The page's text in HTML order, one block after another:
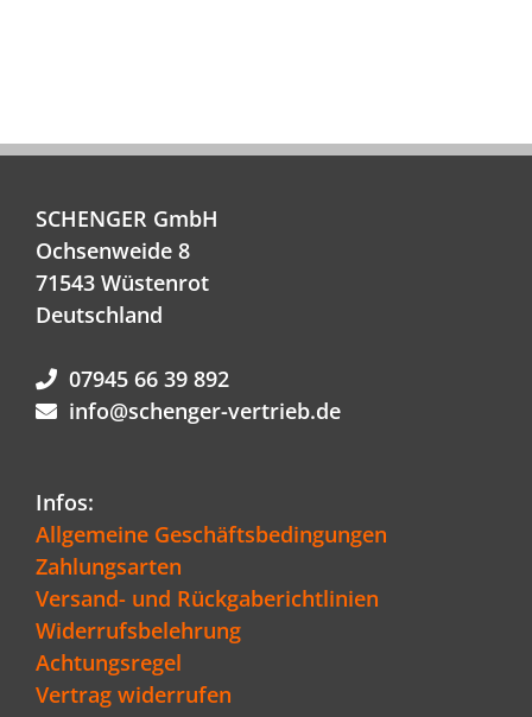
SCHENGER GmbH
Ochsenweide 8
71543 Wüstenrot
Deutschland
07945 66 39 892
info@schenger-vertrieb.de
Infos:
Allgemeine Geschäftsbedingungen
Zahlungsarten
Versand- und Rückgaberichtlinien
Widerrufsbelehrung
Achtungsregel
Vertrag widerrufen